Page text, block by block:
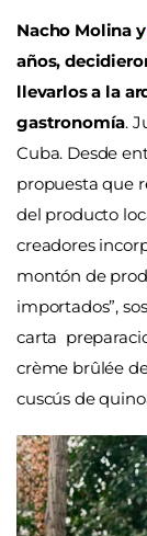
Nacho Molina y
años,
llevarlos a la
gastronomía.
Cuba. Desde
propuesta que
del producto
creadores
montón de
importados”,
carta
crème brûlée
cuscús de